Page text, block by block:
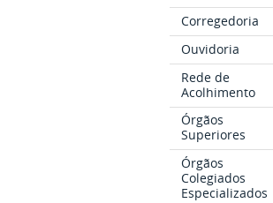
Corregedoria
Ouvidoria
Rede de
Acolhimento
Órgãos
Superiores
Órgãos
Colegiados
Especializados